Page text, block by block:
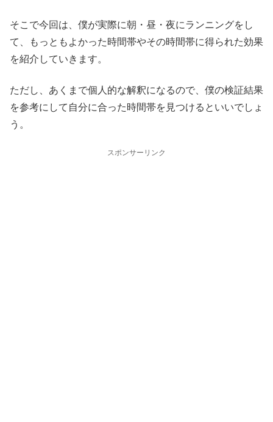
そこで今回は、僕が実際に朝・昼・夜にランニングをし
て、もっともよかった時間帯やその時間帯に得られた効果
を紹介していきます。
ただし、あくまで個人的な解釈になるので、僕の検証結果
を参考にして自分に合った時間帯を見つけるといいでしょ
う。
スポンサーリンク